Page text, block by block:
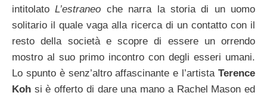
intitolato L’estraneo che narra la storia di un uomo
solitario il quale vaga alla ricerca di un contatto con il
resto della società e scopre di essere un orrendo
mostro al suo primo incontro con degli esseri umani.
Lo spunto è senz’altro affascinante e l’artista Terence
Koh si è offerto di dare una mano a Rachel Mason ed